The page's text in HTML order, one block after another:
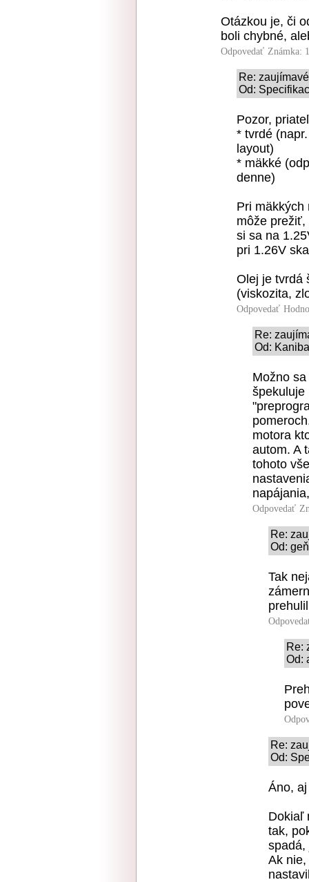
Otázkou je, či
boli chybné,
Odpovedať Známka:
Re: zaujímavé
Od:
Pozor,
* tvrdé
layout)
* mäkké
denne)
Pri mäkkých
môže prežiť,
si sa na
pri 1.26V
Olej je tvrdá
(viskozita,
Odpovedať
Re:
Od:
Možno
špekuluje
motora
autom. A
tohoto
Odpovedať
Re:
Od:
Tak
Re:
Od:
Re:
Od:
Áno,
Dokiaľ
tak,
spadá,
Ak